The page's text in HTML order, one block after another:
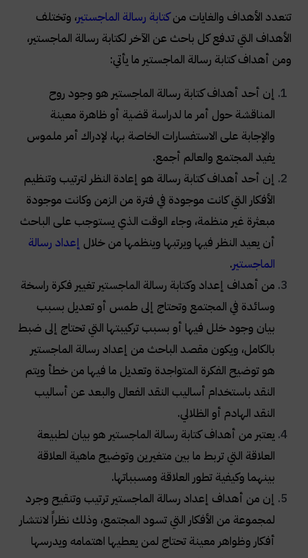
تتعدد الأهداف والغايات منكتابة رسالة الماجستير، وتختلف
الأهداف التي تدفع كل باحث عن الآخر لكتابة رسالة الماجستير،
ومن أهداف كتابة رسالة الماجستير ما يأتي:
إن أحد أهداف كتابة رسالة الماجستير هو وجود روح
المناقشة حول أمر ما لدراسة قضية أو ظاهرة معينة
والإجابة على الاستفسارات الخاصة بها، لإدراك أمر ملموس
يفيد المجتمع والعالم أجمع.
إن أحد أهداف كتابة رسالة هو إعادة النظر لترتيب وتنظيم
الأفكار التي كانت موجودة في فترة من الزمن وكانت موجودة
مبعثرة غير منظمة، وجاء الوقت الذي يستوجب على الباحث
أن يعيد النظر فيها ويرتبها وينظمها من خلال إعداد رسالة
الماجستير.
من أهداف إعداد وكتابة رسالة الماجستير تغيير فكرة راسخة
وسائدة في المجتمع وتحتاج إلى طمس أو تعديل بسبب
بيان وجود خلل فيها أو بسبب تركيبتها التي تحتاج إلى ضبط
بالكامل، ويكون مقصد الباحث من إعداد رسالة الماجستير
هو توضيح الفكرة المتواجدة وتعديل ما فيها من خطأ ويتم
النقد باستخدام أساليب النقد الفعال والبعد عن أساليب
النقد الهادم أو الظلالي.
يعتبر من أهداف كتابة رسالة الماجستير هو بيان لطبيعة
العلاقة التي تربط ما بين متغيرين وتوضيح ماهية العلاقة
بينهما وكيفية تطور العلاقة ومسبباتها.
إن من أهداف إعداد رسالة الماجستير ترتيب وتنقيح وجرد
لمجموعة من الأفكار التي تسود المجتمع، وذلك نظراً لانتشار
أفكار وظواهر معينة تحتاج لمن يعطيها اهتمامه ويدرسها